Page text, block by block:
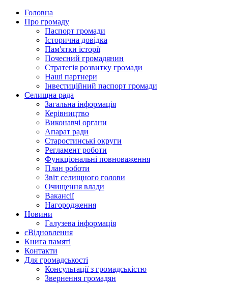
Головна
Про громаду
Паспорт громади
Історична довідка
Пам'ятки історії
Почесний громадянин
Стратегія розвитку громади
Наші партнери
Інвестиційний паспорт громади
Селищна рада
Загальна інформація
Керівництво
Виконавчі органи
Апарат ради
Старостинські округи
Регламент роботи
Функціональні повноваження
План роботи
Звіт селищного голови
Очищення влади
Вакансії
Нагородження
Новини
Галузева інформація
єВідновлення
Книга памяті
Контакти
Для громадськості
Консультації з громадськістю
Звернення громадян